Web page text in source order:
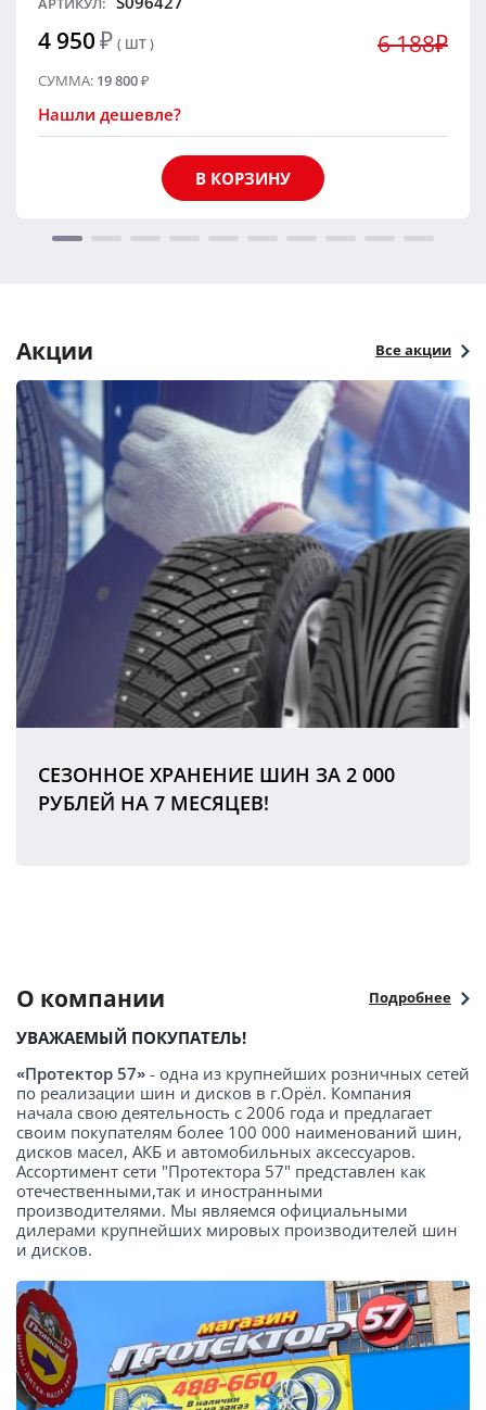
4 950₽ ( ШТ ) 6 188₽
СУММА: 19 800₽
Нашли дешевле?
В КОРЗИНУ
Акции Все акции
СЕЗОННОЕ ХРАНЕНИЕ ШИН ЗА 2 000
РУБЛЕЙ НА 7 МЕСЯЦЕВ!
О компании Подробнее
УВАЖАЕМЫЙ ПОКУПАТЕЛЬ!
«Протектор 57» - одна из крупнейших розничных сетей
по реализации шин и дисков в г.Орёл. Компания
начала свою деятельность с 2006 года и предлагает
своим покупателям более 100 000 наименований шин,
дисков масел, АКБ и автомобильных аксессуаров.
Ассортимент сети "Протектора 57" представлен как
отечественными,так и иностранными
производителями. Мы являемся официальными
дилерами крупнейших мировых производителей шин
и дисков.